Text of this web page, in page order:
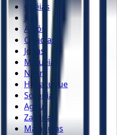
Oséias
Joel
Amós
Obadias
Jonas
Miquéias
Naum
Habacuque
Sofonias
Ageu
Zacarias
Malaquias